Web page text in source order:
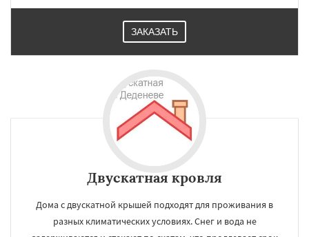
Измайлово
Красково Лесной
Лесной Городок Лопатино Лотошино
Некрасовское
Октябрьский Правдинский
Свердловск
Томилино Тучково
Фосфоритный
ЗАКАЗАТЬ
Двускатная кровля
Дома с двускатной крышей подходят для проживания в
разных климатических условиях. Снег и вода не
Даю согласие на обработку персональных данных